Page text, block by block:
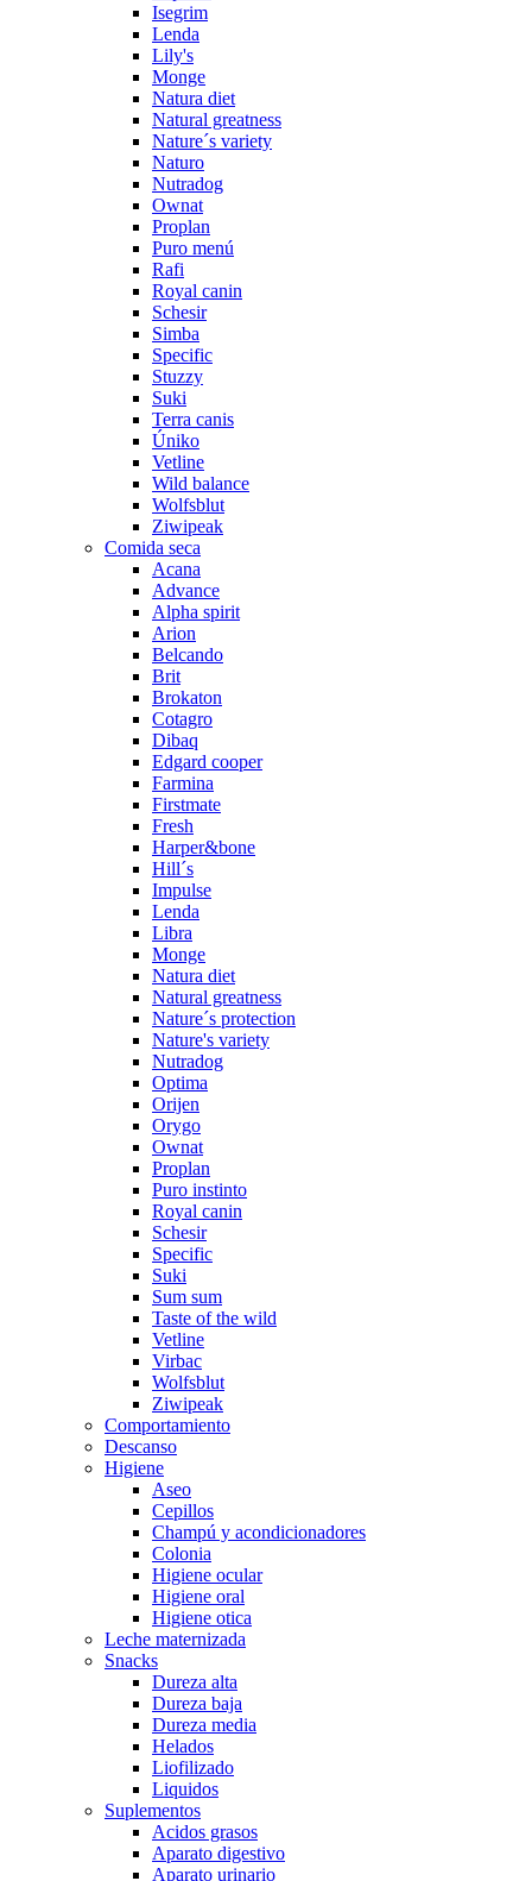
Isegrim
Lenda
Lily's
Monge
Natura diet
Natural greatness
Nature´s variety
Naturo
Nutradog
Ownat
Proplan
Puro menú
Rafi
Royal canin
Schesir
Simba
Specific
Stuzzy
Suki
Terra canis
Úniko
Vetline
Wild balance
Wolfsblut
Ziwipeak
Comida seca
Acana
Advance
Alpha spirit
Arion
Belcando
Brit
Brokaton
Cotagro
Dibaq
Edgard cooper
Farmina
Firstmate
Fresh
Harper&bone
Hill´s
Impulse
Lenda
Libra
Monge
Natura diet
Natural greatness
Nature´s protection
Nature's variety
Nutradog
Optima
Orijen
Orygo
Ownat
Proplan
Puro instinto
Royal canin
Schesir
Specific
Suki
Sum sum
Taste of the wild
Vetline
Virbac
Wolfsblut
Ziwipeak
Comportamiento
Descanso
Higiene
Aseo
Cepillos
Champú y acondicionadores
Colonia
Higiene ocular
Higiene oral
Higiene otica
Leche maternizada
Snacks
Dureza alta
Dureza baja
Dureza media
Helados
Liofilizado
Liquidos
Suplementos
Acidos grasos
Aparato digestivo
Aparato urinario